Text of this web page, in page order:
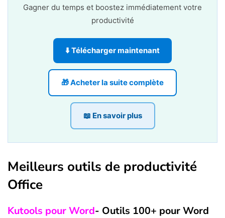
Gagner du temps et boostez immédiatement votre
productivité
⬇️ Télécharger maintenant
🎁 Acheter la suite complète
📖 En savoir plus
Meilleurs outils de productivité
Office
Kutools pour Word- Outils 100+ pour Word